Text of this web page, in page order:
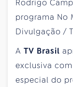
A TV Brasil
exclusiva
especial do